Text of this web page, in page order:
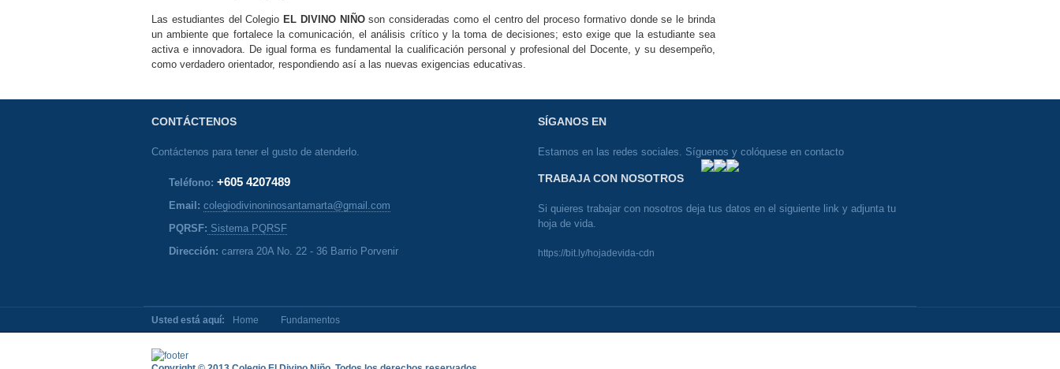
Las estudiantes del Colegio EL DIVINO NIÑOson consideradas como el centro del proceso formativo donde se le brinda
un ambiente que fortalece la comunicación, el análisis crítico y la toma de decisiones; esto exige que la estudiante sea
activa e innovadora. De igual forma es fundamental la cualificación personal y profesional del Docente, y su desempeño,
como verdadero orientador, respondiendo así a las nuevas exigencias educativas.
CONTÁCTENOS
Contáctenos para tener el gusto de atenderlo.
Teléfono: +605 4207489
Email: colegiodivinoninosantamarta@gmail.com
PQRSF: Sistema PQRSF
Dirección: carrera 20A No. 22 - 36 Barrio Porvenir
SÍGANOS EN
Estamos en las redes sociales. Síguenos y colóquese en contacto
TRABAJA CON NOSOTROS
Si quieres trabajar con nosotros deja tus datos en el siguiente link y adjunta tu
hoja de vida.
https://bit.ly/hojadevida-cdn
Usted está aquí: Home Fundamentos